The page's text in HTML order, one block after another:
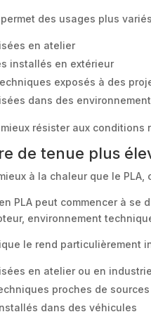
des usages plus
en atelier
installés en extérieur
exposés à des
dans des
résister aux
de tenue plus
à la chaleur que le
PLA peut commencer à se
environnement
le rend particulièrement
en atelier ou en industrie
proches de
dans des véhicules